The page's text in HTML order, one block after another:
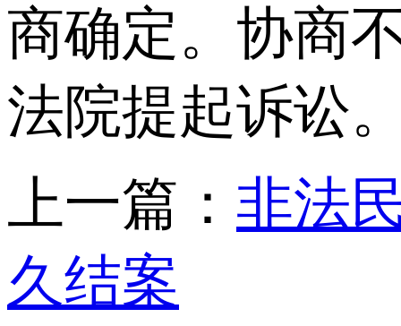
商确定。协商
法院提起诉讼
上一篇： 非法
久结案